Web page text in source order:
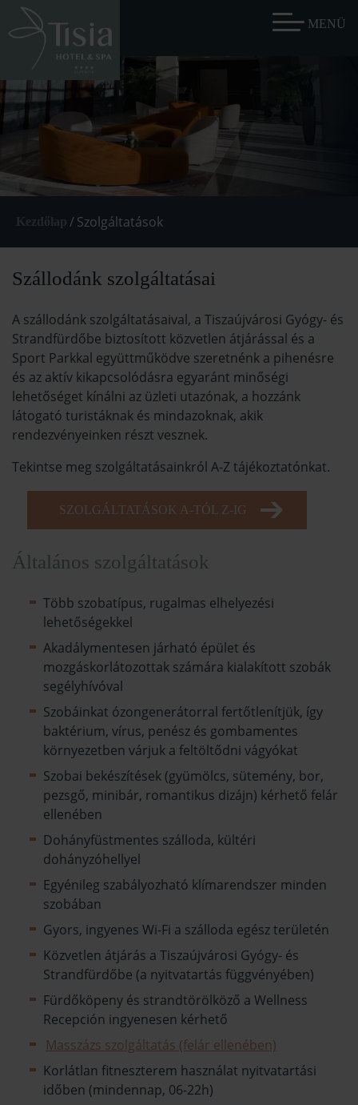
/Szolgáltatások
Szállodánk szolgáltatásai
A szállodánk szolgáltatásaival, a Tiszaújvárosi Gyógy- és
Strandfürdőbe biztosított közvetlen átjárással és a
Sport Parkkal együttműködve szeretnénk a pihenésre
és az aktív kikapcsolódásra egyaránt minőségi
lehetőséget kínálni az üzleti utazónak, a hozzánk
látogató turistáknak és mindazoknak, akik
rendezvényeinken részt vesznek.
Tekintse meg szolgáltatásainkról A-Z tájékoztatónkat.
SZOLGÁLTATÁSOK A-TÓL Z-IG
Általános szolgáltatások
Több szobatípus, rugalmas elhelyezési
lehetőségekkel
Akadálymentesen járható épület és
mozgáskorlátozottak számára kialakított szobák
segélyhívóval
Szobáinkat ózongenerátorral fertőtlenítjük, így
baktérium, vírus, penész és gombamentes
környezetben várjuk a feltöltődni vágyókat
Szobai bekészítések (gyümölcs, sütemény, bor,
pezsgő, minibár, romantikus dizájn) kérhető felár
ellenében
Dohányfüstmentes szálloda, kültéri
dohányzóhellyel
Egyénileg szabályozható klímarendszer minden
szobában
Gyors, ingyenes Wi-Fi a szálloda egész területén
Közvetlen átjárás a Tiszaújvárosi Gyógy- és
Strandfürdőbe (a nyitvatartás függvényében)
Fürdőköpeny és strandtörölköző a Wellness
Recepción ingyenesen kérhető
Masszázs szolgáltatás (felár ellenében)
Korlátlan fitneszterem használat nyitvatartási
időben (mindennap, 06-22h)